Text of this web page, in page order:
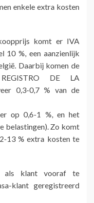
enkele extra kosten
komt er IVA
10 %, een aanzienlijk
Daarbij komen de
DE LA
0,3-0,7 % van de
op 0,6-1 %, en het
belastingen). Zo komt
13 % extra kosten te
als klant vooraf te
klant geregistreerd